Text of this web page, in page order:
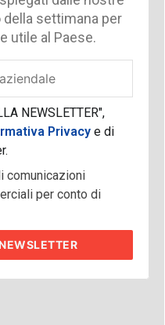
settimana per
utile al Paese.
NEWSLETTER",
Privacy e di
comunicazioni
per conto di